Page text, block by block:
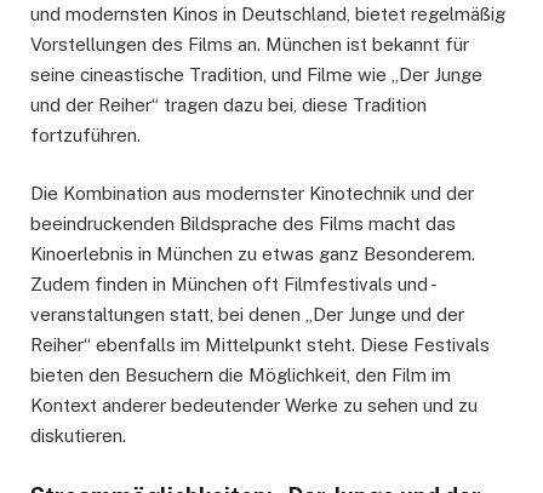
und modernsten Kinos in Deutschland, bietet regelmäßig
Vorstellungen des Films an. München ist bekannt für
seine cineastische Tradition, und Filme wie „Der Junge
und der Reiher“ tragen dazu bei, diese Tradition
fortzuführen.
Die Kombination aus modernster Kinotechnik und der
beeindruckenden Bildsprache des Films macht das
Kinoerlebnis in München zu etwas ganz Besonderem.
Zudem finden in München oft Filmfestivals und -
veranstaltungen statt, bei denen „Der Junge und der
Reiher“ ebenfalls im Mittelpunkt steht. Diese Festivals
bieten den Besuchern die Möglichkeit, den Film im
Kontext anderer bedeutender Werke zu sehen und zu
diskutieren.